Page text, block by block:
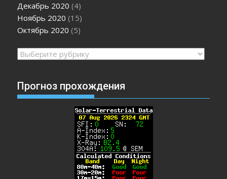
Декабрь 2020 (4)
Ноябрь 2020 (15)
Октябрь 2020 (5)
Рубрики
Прогноз прохождения